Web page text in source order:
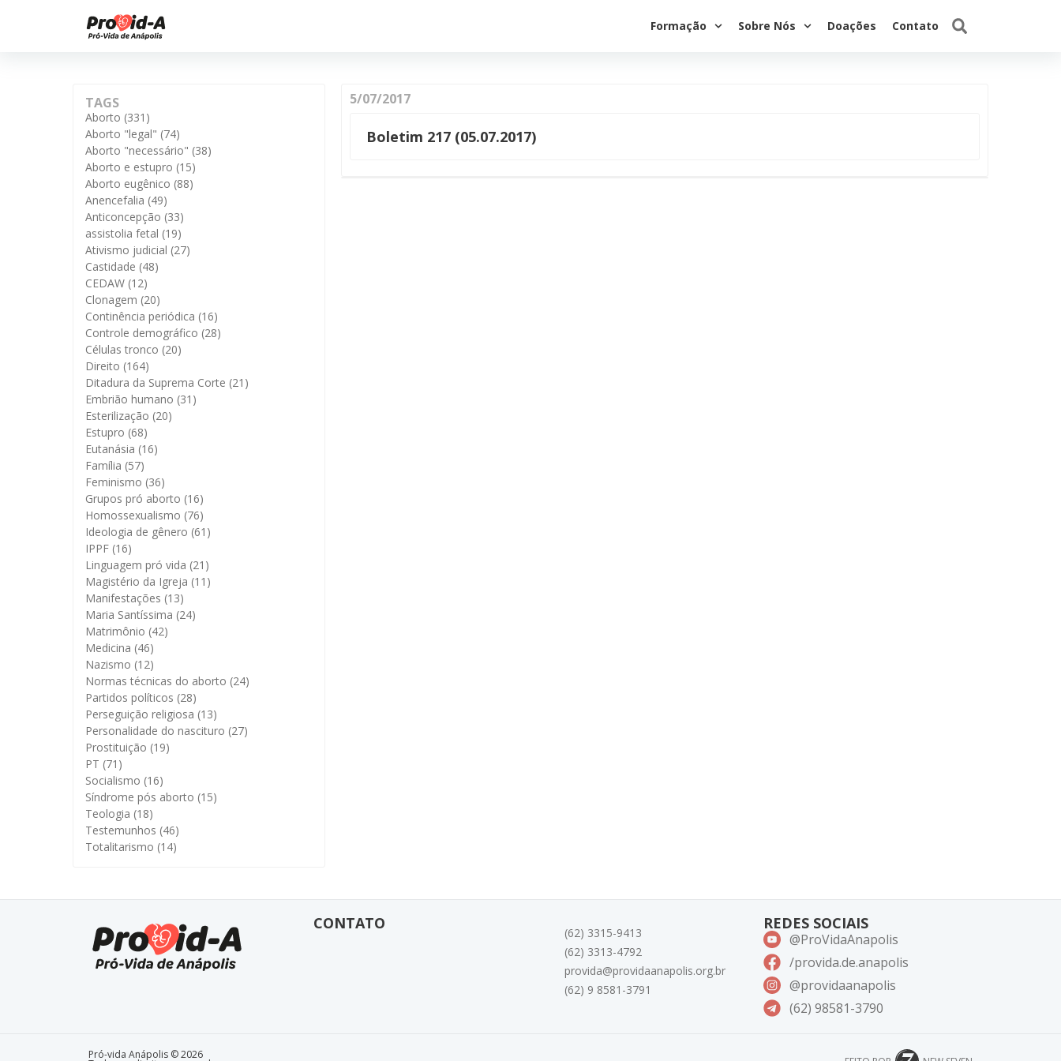
Formação Sobre Nós Doações Contato
TAGS
Aborto (331)
Aborto "legal" (74)
Aborto "necessário" (38)
Aborto e estupro (15)
Aborto eugênico (88)
Anencefalia (49)
Anticoncepção (33)
assistolia fetal (19)
Ativismo judicial (27)
Castidade (48)
CEDAW (12)
Clonagem (20)
Continência periódica (16)
Controle demográfico (28)
Células tronco (20)
Direito (164)
Ditadura da Suprema Corte (21)
Embrião humano (31)
Esterilização (20)
Estupro (68)
Eutanásia (16)
Família (57)
Feminismo (36)
Grupos pró aborto (16)
Homossexualismo (76)
Ideologia de gênero (61)
IPPF (16)
Linguagem pró vida (21)
Magistério da Igreja (11)
Manifestações (13)
Maria Santíssima (24)
Matrimônio (42)
Medicina (46)
Nazismo (12)
Normas técnicas do aborto (24)
Partidos políticos (28)
Perseguição religiosa (13)
Personalidade do nascituro (27)
Prostituição (19)
PT (71)
Socialismo (16)
Síndrome pós aborto (15)
Teologia (18)
Testemunhos (46)
Totalitarismo (14)
5/07/2017
Boletim 217 (05.07.2017)
CONTATO
(62) 3315-9413
(62) 3313-4792
provida@providaanapolis.org.br
(62) 9 8581-3791
REDES SOCIAIS
@ProVidaAnapolis
/provida.de.anapolis
@providaanapolis
(62) 98581-3790
Pró-vida Anápolis © 2026